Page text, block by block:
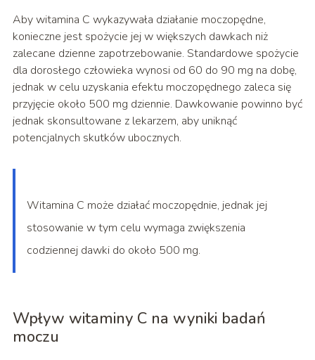
Aby witamina C wykazywała działanie moczopędne,
konieczne jest spożycie jej w większych dawkach niż
zalecane dzienne zapotrzebowanie. Standardowe spożycie
dla dorosłego człowieka wynosi od 60 do 90 mg na dobę,
jednak w celu uzyskania efektu moczopędnego zaleca się
przyjęcie około 500 mg dziennie. Dawkowanie powinno być
jednak skonsultowane z lekarzem, aby uniknąć
potencjalnych skutków ubocznych.
Witamina C może działać moczopędnie, jednak jej
stosowanie w tym celu wymaga zwiększenia
codziennej dawki do około 500 mg.
Wpływ witaminy C na wyniki badań
moczu